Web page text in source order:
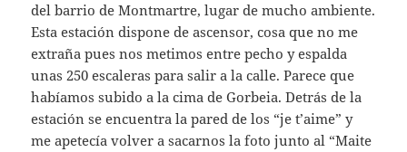
del barrio de Montmartre, lugar de mucho ambiente.
Esta estación dispone de ascensor, cosa que no me
extraña pues nos metimos entre pecho y espalda
unas 250 escaleras para salir a la calle. Parece que
habíamos subido a la cima de Gorbeia. Detrás de la
estación se encuentra la pared de los “je t’aime” y
me apetecía volver a sacarnos la foto junto al “Maite